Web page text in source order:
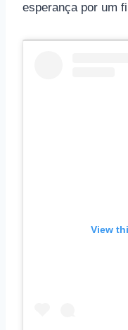
esperança por um
View